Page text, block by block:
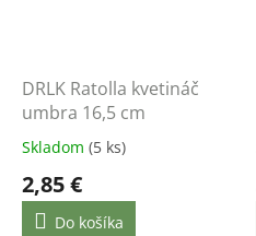
DRLK Ratolla kvetináč
umbra 16,5 cm
Skladom (5 ks)
2,85 €
Do košíka